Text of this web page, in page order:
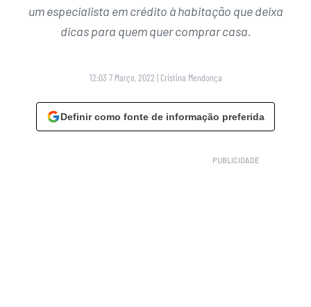
um especialista em crédito à habitação que deixa
dicas para quem quer comprar casa.
12:03 7 Março, 2022 | Cristina Mendonça
Definir como fonte de informação preferida